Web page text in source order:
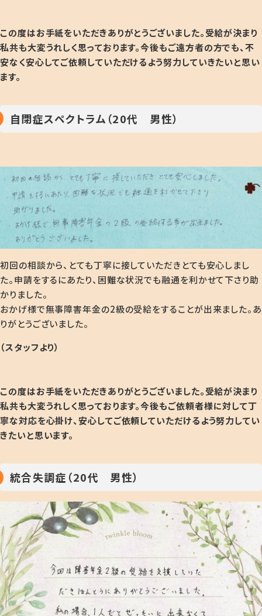
この度はお手紙をいただきありがとうございました。受給が決まり
私共も大変うれしく思っております。今後もご遠方者の方でも、不
安なく安心してご依頼していただけるよう努力していきたいと思い
ます。
自閉症スペクトラム（20代 男性）
初回の相談から、とても丁寧に接していただきとても安心しまし
た。申請をするにあたり、困難な状況でも融通を利かせて下さり助
かりました。
おかげ様で無事障害年金の2級の受給をすることが出来ました。あ
りがとうございました。
（スタッフより）
この度はお手紙をいただきありがとうございました。受給が決まり
私共も大変うれしく思っております。今後もご依頼者様に対して丁
寧な対応を心掛け、安心してご依頼していただけるよう努力してい
きたいと思います。
統合失調症（20代 男性）